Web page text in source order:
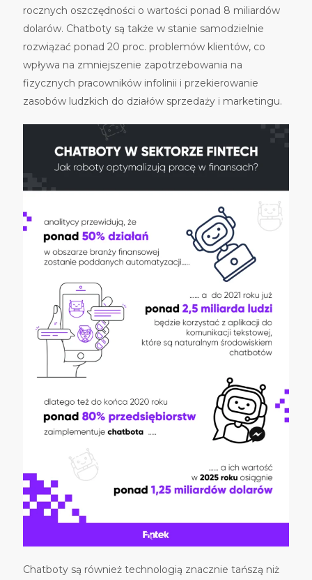
rocznych oszczędności o wartości ponad 8 miliardów
dolarów. Chatboty są także w stanie samodzielnie
rozwiązać ponad 20 proc. problemów klientów, co
wpływa na zmniejszenie zapotrzebowania na
fizycznych pracowników infolinii i przekierowanie
zasobów ludzkich do działów sprzedaży i marketingu.
Chatboty są również technologią znacznie tańszą niż